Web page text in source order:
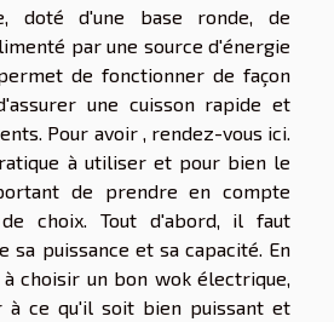
doté d'une base ronde, de
par une source d'énergie
de fonctionner de façon
une cuisson rapide et
Pour avoir , rendez-vous ici.
à utiliser et pour bien le
de prendre en compte
choix. Tout d'abord, il faut
sa puissance et sa capacité. En
choisir un bon wok électrique,
à ce qu'il soit bien puissant et